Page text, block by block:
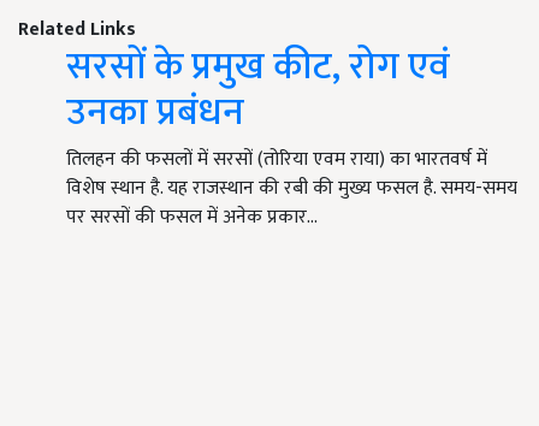
Related Links
सरसों के प्रमुख कीट, रोग एवं
उनका प्रबंधन
तिलहन की फसलों में सरसों (तोरिया एवम राया) का भारतवर्ष में
विशेष स्थान है. यह राजस्थान की रबी की मुख्य फसल है. समय-समय
पर सरसों की फसल में अनेक प्रकार…